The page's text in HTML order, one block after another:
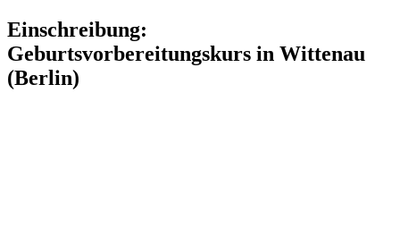
Einschreibung:
Geburtsvorbereitungskurs in Wittenau
(Berlin)